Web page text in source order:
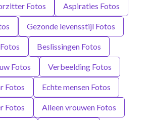
Fotos Aspiraties Fotos
Gezonde levensstijl Fotos
Beslissingen Fotos
Fotos Verbeelding Fotos
Fotos Echte mensen Fotos
Fotos Alleen vrouwen Fotos